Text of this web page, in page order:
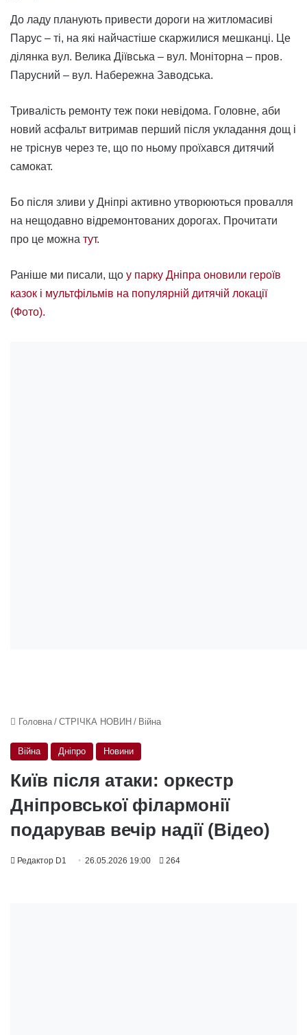
До ладу планують привести дороги на житломасиві
Парус – ті, на які найчастіше скаржилися мешканці. Це
ділянка вул. Велика Діївська – вул. Моніторна – пров.
Парусний – вул. Набережна Заводська.
Тривалість ремонту теж поки невідома. Головне, аби
новий асфальт витримав перший після укладання дощ і
не тріснув через те, що по ньому проїхався дитячий
самокат.
Бо після зливи у Дніпрі активно утворюються провалля
на нещодавно відремонтованих дорогах. Прочитати
про це можна тут.
Раніше ми писали, що у парку Дніпра оновили героїв
казок і мультфільмів на популярній дитячій локації
(Фото).